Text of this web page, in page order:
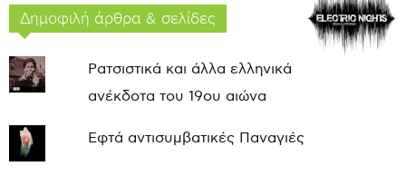
Δημοφιλή άρθρα & σελίδες
Ρατσιστικά και άλλα ελληνικά
ανέκδοτα του 19ου αιώνα
Εφτά αντισυμβατικές Παναγιές